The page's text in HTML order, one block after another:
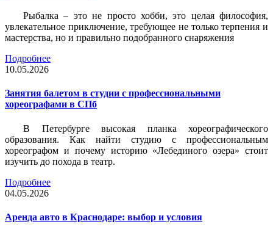
Рыбалка – это не просто хобби, это целая философия,
увлекательное приключение, требующее не только терпения и
мастерства, но и правильно подобранного снаряжения
Подробнее
10.05.2026
Занятия балетом в студии с профессиональными
хореографами в СПб
В Петербурге высокая планка хореографического
образования. Как найти студию с профессиональным
хореографом и почему историю «Лебединого озера» стоит
изучить до похода в театр.
Подробнее
04.05.2026
Аренда авто в Краснодаре: выбор и условия